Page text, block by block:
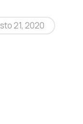
21, 2020